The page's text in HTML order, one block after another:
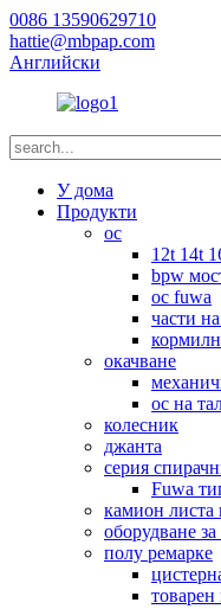
0086 13590629710
hattie@mbpap.com
Английски
У дома
Продукти
ос
12t 14t
bpw
ос fuwa
части
окачване
ос на
колесник
джанта
серия
Fuwa
камион листа
оборудване
полу ремарке